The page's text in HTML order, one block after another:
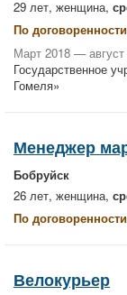
29 лет, женщина,
По договоренности
Март 2018 — август
Государственное
Гомеля»
Менеджер
Бобруйск
26 лет, женщина,
По договоренности
Велокурьер